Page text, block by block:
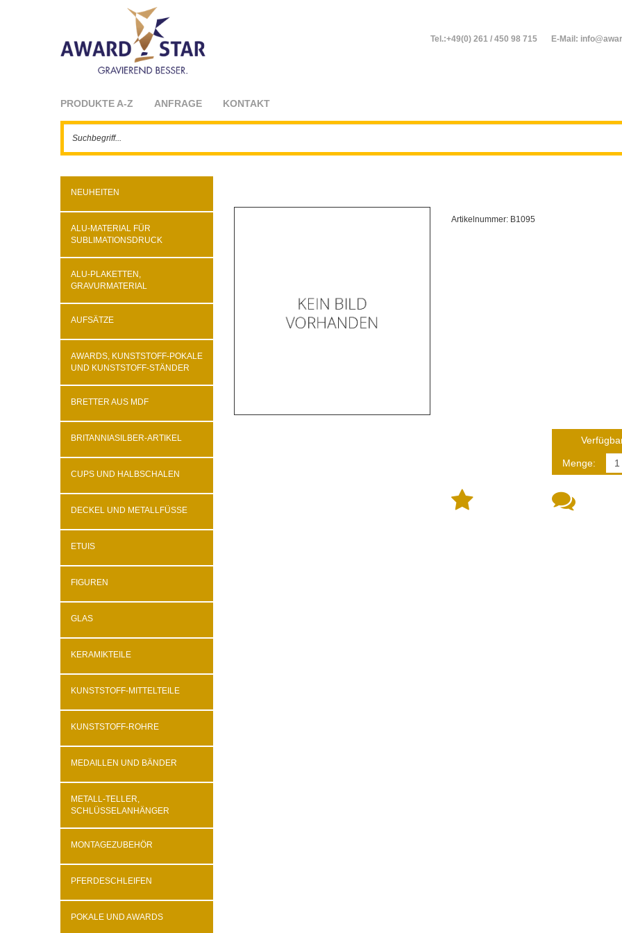
Tel.:+49(0) 261 / 450 98 715 E-Mail:
PRODUKTE A-Z ANFRAGE KONTAKT
NEUHEITEN
ALU-MATERIAL FÜR
SUBLIMATIONSDRUCK
ALU-PLAKETTEN,
GRAVURMATERIAL
AUFSÄTZE
AWARDS, KUNSTSTOFF-POKALE
UND KUNSTSTOFF-STÄNDER
BRETTER AUS MDF
BRITANNIASILBER-ARTIKEL
CUPS UND HALBSCHALEN
DECKEL UND METALLFÜSSE
ETUIS
FIGUREN
GLAS
KERAMIKTEILE
KUNSTSTOFF-MITTELTEILE
KUNSTSTOFF-ROHRE
MEDAILLEN UND BÄNDER
METALL-TELLER,
SCHLÜSSELANHÄNGER
MONTAGEZUBEHÖR
PFERDESCHLEIFEN
POKALE UND AWARDS
Artikelnummer: B1095
Menge: